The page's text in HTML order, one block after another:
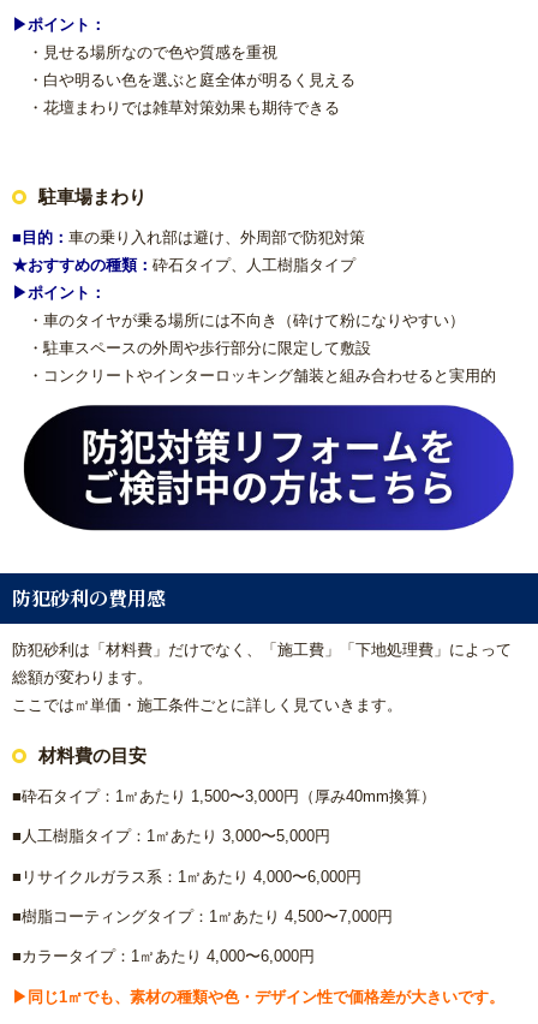
▶ポイント：
・見せる場所なので色や質感を重視
・白や明るい色を選ぶと庭全体が明るく見える
・花壇まわりでは雑草対策効果も期待できる
駐車場まわり
■目的： 車の乗り入れ部は避け、外周部で防犯対策
★おすすめの種類： 砕石タイプ、人工樹脂タイプ
▶ポイント：
・車のタイヤが乗る場所には不向き（砕けて粉になりやすい）
・駐車スペースの外周や歩行部分に限定して敷設
・コンクリートやインターロッキング舗装と組み合わせると実用的
防犯砂利の費用感
防犯砂利は「材料費」だけでなく、「施工費」「下地処理費」によって
総額が変わります。
ここでは㎡単価・施工条件ごとに詳しく見ていきます。
材料費の目安
■砕石タイプ：1㎡あたり 1,500〜3,000円（厚み40mm換算）
■人工樹脂タイプ：1㎡あたり 3,000〜5,000円
■リサイクルガラス系：1㎡あたり 4,000〜6,000円
■樹脂コーティングタイプ：1㎡あたり 4,500〜7,000円
■カラータイプ：1㎡あたり 4,000〜6,000円
▶同じ1㎡でも、素材の種類や色・デザイン性で価格差が大きいです。